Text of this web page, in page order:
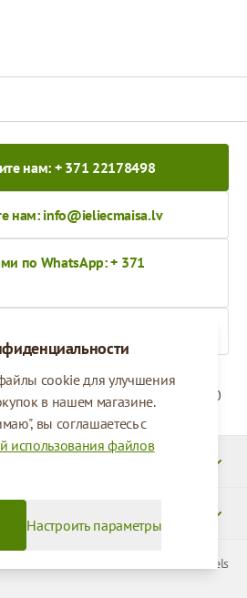
cookie для улучшения
в нашем магазине.
вы соглашаетесь с
использования файлов
Настроить параметры
нам: + 371 22178498
нам: info@ieliecmaisa.lv
по WhatsApp: + 371
09:00 - 17:00
© 2026 SIA Parcels